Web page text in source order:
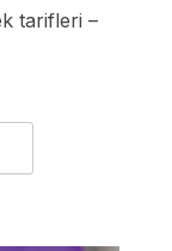
tarifleri –